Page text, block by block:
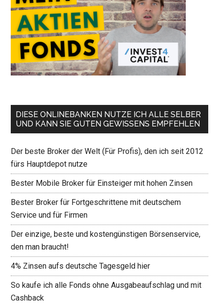
DIESE ONLINEBANKEN NUTZE ICH ALLE SELBER
UND KANN SIE GUTEN GEWISSENS EMPFEHLEN
Der beste Broker der Welt (Für Profis), den ich seit 2012
fürs Hauptdepot nutze
Bester Mobile Broker für Einsteiger mit hohen Zinsen
Bester Broker für Fortgeschrittene mit deutschem
Service und für Firmen
Der einzige, beste und kostengünstigen Börsenservice,
den man braucht!
4% Zinsen aufs deutsche Tagesgeld hier
So kaufe ich alle Fonds ohne Ausgabeaufschlag und mit
Cashback